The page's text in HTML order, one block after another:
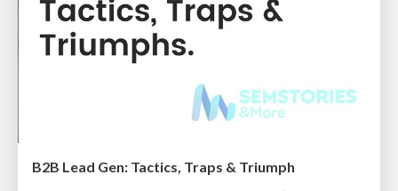
B2B Lead Gen: Tactics, Traps & Triumph